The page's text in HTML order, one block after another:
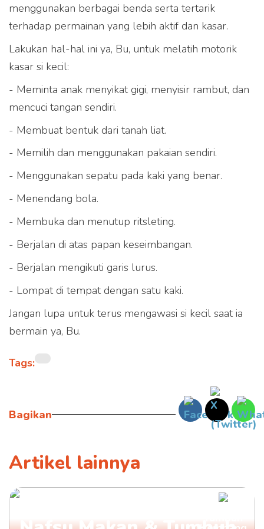
menggunakan berbagai benda serta tertarik
terhadap permainan yang lebih aktif dan kasar.
Lakukan hal-hal ini ya, Bu, untuk melatih motorik
kasar si kecil:
- Meminta anak menyikat gigi, menyisir rambut, dan
mencuci tangan sendiri.
- Membuat bentuk dari tanah liat.
- Memilih dan menggunakan pakaian sendiri.
- Menggunakan sepatu pada kaki yang benar.
- Menendang bola.
- Membuka dan menutup ritsleting.
- Berjalan di atas papan keseimbangan.
- Berjalan mengikuti garis lurus.
- Lompat di tempat dengan satu kaki.
Jangan lupa untuk terus mengawasi si kecil saat ia
bermain ya, Bu.
Tags:
Bagikan
Artikel lainnya
Ini Rekomendasi Vitamin